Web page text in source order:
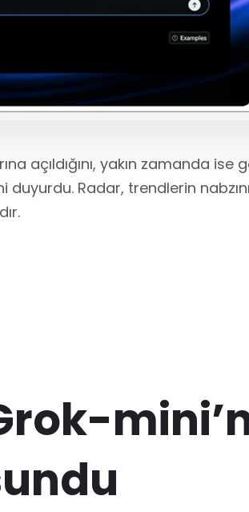
açıldığını, yakın zamanda
duyurdu. Radar, trendlerin